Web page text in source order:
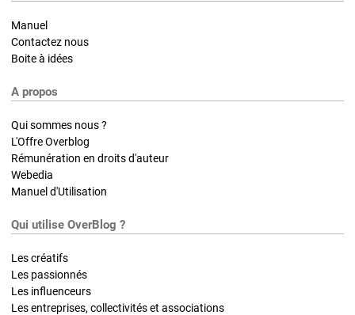
Manuel
Contactez nous
Boite à idées
A propos
Qui sommes nous ?
L'Offre Overblog
Rémunération en droits d'auteur
Webedia
Manuel d'Utilisation
Qui utilise OverBlog ?
Les créatifs
Les passionnés
Les influenceurs
Les entreprises, collectivités et associations